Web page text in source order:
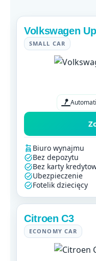
Volkswagen Up
SMALL CAR
Biuro wynajmu
Bez depozytu
Bez karty
Ubezpieczenie
Fotelik dziecięcy
Citroen C3
ECONOMY CAR